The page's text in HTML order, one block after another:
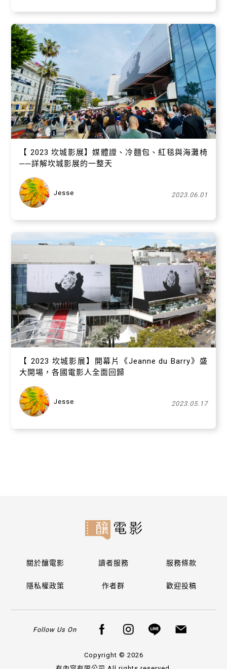
【 ​2023 坎城影展】媒體證、冷麵包、紅毯與海灘椅
──詳解坎城影展的一整天
Jesse 2023.06.01
【 ​2023 坎城影展】開幕片《Jeanne du Barry》盛
大開場，各國電影人全面回歸
Jesse 2023.05.17
關於釀電影 讀者服務 服務條款
隱私權政策 作者群 歡迎投稿
Follow Us On
Copyright © 2026